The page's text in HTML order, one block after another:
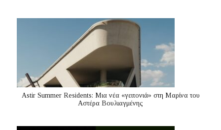
Astir Summer Residents: Μια νέα «γειτονιά» στη Μαρίνα του
Αστέρα Βουλιαγμένης